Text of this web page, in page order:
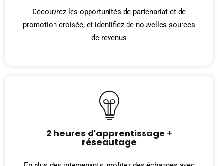
Découvrez les opportunités de partenariat et de
promotion croisée, et identifiez de nouvelles sources
de revenus
2 heures d'apprentissage +
réseautage